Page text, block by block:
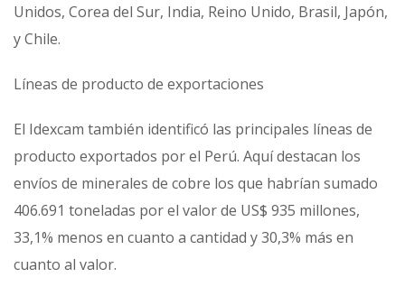
Unidos, Corea del Sur, India, Reino Unido, Brasil, Japón,
y Chile.
Líneas de producto de exportaciones
El Idexcam también identificó las principales líneas de
producto exportados por el Perú. Aquí destacan los
envíos de minerales de cobre los que habrían sumado
406.691 toneladas por el valor de US$ 935 millones,
33,1% menos en cuanto a cantidad y 30,3% más en
cuanto al valor.